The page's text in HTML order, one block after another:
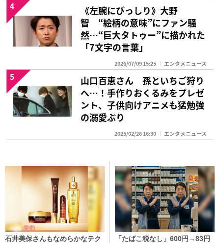
《左腕にびっしり》大野
智 “絵柄の意味”にファン騒
然…“巨大タトゥー”に描かれた
「7文字の言葉」
2026/07/09 15:25 エンタメニュース
4
山口百恵さん 孫といちご狩り
へ…！手作りおくるみをプレゼ
ント、子供向けアニメも猛勉強
の溺愛ぶり
2025/02/26 16:30 エンタメニュース
5
石井美保さんもなめらかなテク
「たばこ税なし」600円→83円